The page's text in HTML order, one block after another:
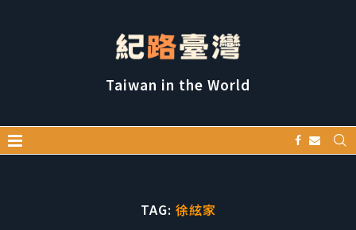
Taiwan in the World
TAG: 徐絃家